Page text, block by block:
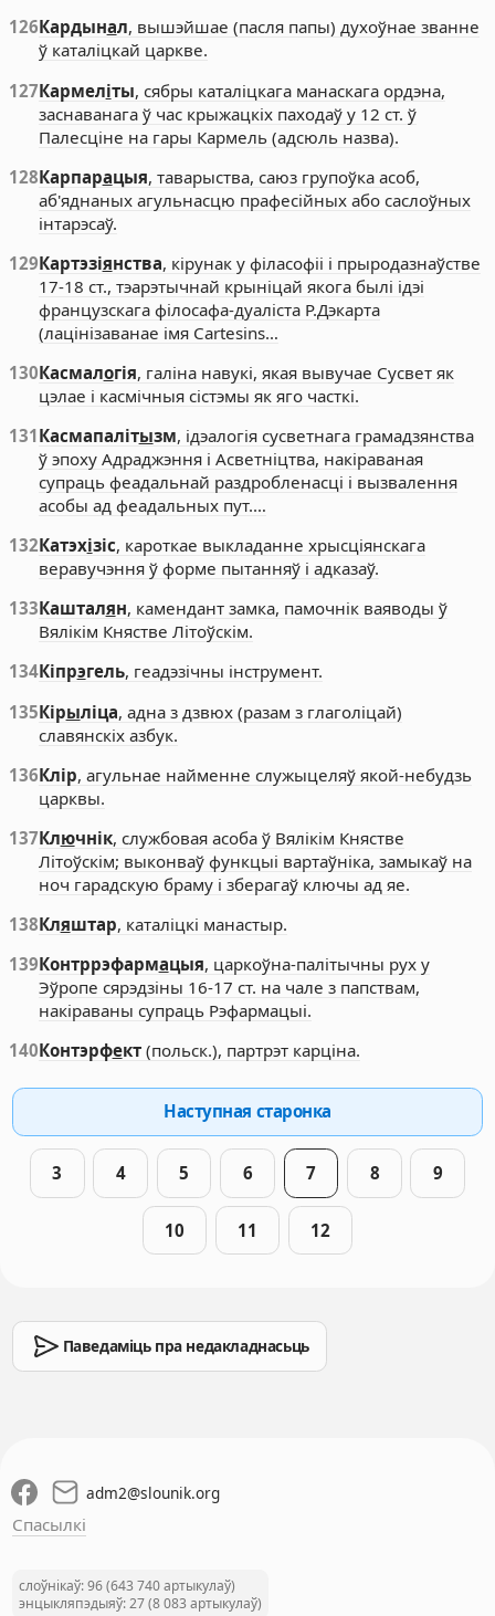
126Кардынал, вышэйшае (пасля папы) духоўнае званне
ў каталіцкай царкве.
127Кармеліты, сябры каталіцкага манаскага ордэна,
заснаванага ў час крыжацкіх паходаў у 12 ст. ў
Палесціне на гары Кармель (адсюль назва).
128Карпарацыя, таварыства, саюз групоўка асоб,
аб'яднаных агульнасцю прафесійных або саслоўных
інтарэсаў.
129Картэзіянства, кірунак у філасофіі і прыродазнаўстве
17-18 ст., тэарэтычнай крыніцай якога былі ідэі
французскага філосафа-дуаліста Р.Дэкарта
(лацінізаванае імя Cartesins…
130Касмалогія, галіна навукі, якая вывучае Сусвет як
цэлае і касмічныя сістэмы як яго часткі.
131Касмапалітызм, ідэалогія сусветнага грамадзянства
ў эпоху Адраджэння і Асветніцтва, накіраваная
супраць феадальнай раздробленасці і вызвалення
асобы ад феадальных пут.…
132Катэхізіс, кароткае выкладанне хрысціянскага
веравучэння ў форме пытанняў і адказаў.
133Кашталян, камендант замка, памочнік ваяводы ў
Вялікім Княстве Літоўскім.
134Кіпрэгель, геадэзічны інструмент.
135Кірыліца, адна з дзвюх (разам з глаголіцай)
славянскіх азбук.
136Клір, агульнае найменне служыцеляў якой-небудзь
царквы.
137Ключнік, службовая асоба ў Вялікім Княстве
Літоўскім; выконваў функцыі вартаўніка, замыкаў на
ноч гарадскую браму і зберагаў ключы ад яе.
138Кляштар, каталіцкі манастыр.
139Контррэфармацыя, царкоўна-палітычны рух у
Эўропе сярэдзіны 16-17 ст. на чале з папствам,
накіраваны супраць Рэфармацыі.
140Контэрфект(польск.), партрэт карціна.
Наступная старонка
3 4 5 6 7 8 9
10 11 12
Паведаміць пра недакладнасьць
adm2@slounik.org
Спасылкі
слоўнікаў: 96 (643 740 артыкулаў)
энцыкляпэдыяў: 27 (8 083 артыкулаў)